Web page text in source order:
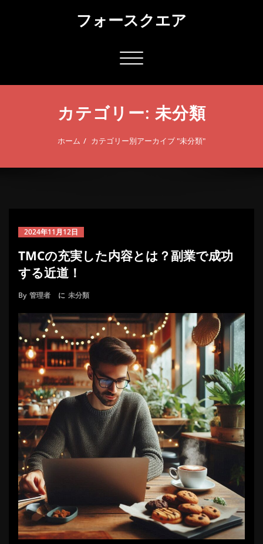
フォースクエア
ナ
ゲ
シ
ン
切
カテゴリー: 未分類
ホーム カテゴリー別アーカイブ "未分類"
2024年11月12日
TMCの充実した内容とは？副業で成功
する近道！
By 管理者 に 未分類